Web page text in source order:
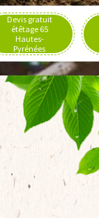
Devis gratuit
étêtage 65
Hautes-
Pyrénées